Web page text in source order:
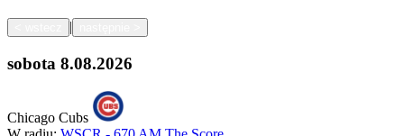
|
sobota 8.08.2026
Chicago Cubs